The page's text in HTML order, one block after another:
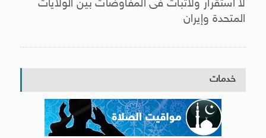
لا استقرار ولاثبات فى المفاوضات بين الولايات
المتحدة وإيران
خدمات